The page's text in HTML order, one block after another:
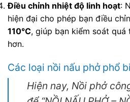
Điều chỉnh nhiệt độ linh hoạt:
hiện đại cho phép bạn điều
110℃, giúp bạn kiểm soát
hơn.
Các loại nồi nấu phở phổ
Hiện nay, Nồi phở